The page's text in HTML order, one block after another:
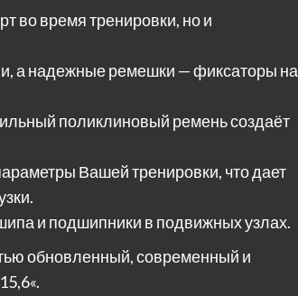
во время тренировки, но и
а надежные ремешки — фиксаторы на
поликлиновый ремень создаёт
Вашей тренировки, что дает
и подшипники в подвижных узлах.
обновленный, современный и